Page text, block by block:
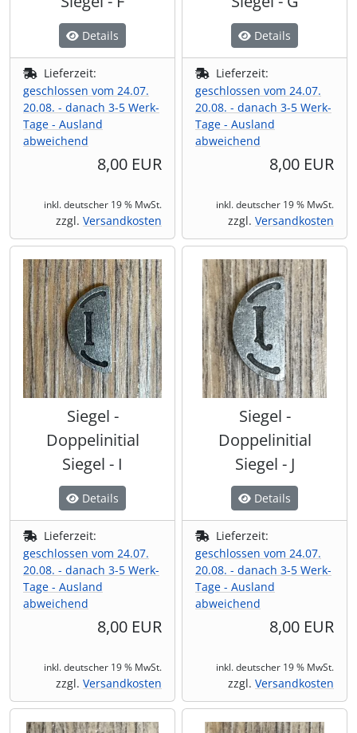
Details
Lieferzeit:
geschlossen vom 24.07.
20.08. - danach 3-5 Werk-
Tage - Ausland
abweichend
8,00 EUR
inkl. deutscher 19 % MwSt.
zzgl. Versandkosten
Details
Lieferzeit:
geschlossen vom 24.07.
20.08. - danach 3-5 Werk-
Tage - Ausland
abweichend
8,00 EUR
inkl. deutscher 19 % MwSt.
zzgl. Versandkosten
Siegel -
Doppelinitial
Siegel - I
Details
Lieferzeit:
geschlossen vom 24.07.
20.08. - danach 3-5 Werk-
Tage - Ausland
abweichend
8,00 EUR
inkl. deutscher 19 % MwSt.
zzgl. Versandkosten
Siegel -
Doppelinitial
Siegel - J
Details
Lieferzeit:
geschlossen vom 24.07.
20.08. - danach 3-5 Werk-
Tage - Ausland
abweichend
8,00 EUR
inkl. deutscher 19 % MwSt.
zzgl. Versandkosten